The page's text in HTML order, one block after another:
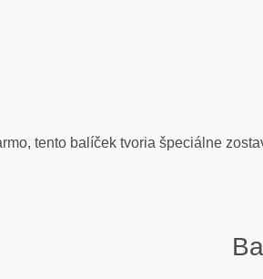
tento balíček tvoria špeciálne